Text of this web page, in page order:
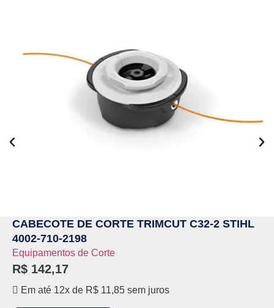
CABECOTE DE CORTE TRIMCUT C32-2 STIHL
4002-710-2198
Equipamentos de Corte
R$ 142,17
Em até 12x de R$ 11,85 sem juros